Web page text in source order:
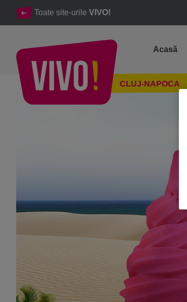
Toate site-urile VIVO!
CLUJ-NAPOCA
Acasă
Petrece vara în lumea VIVO!